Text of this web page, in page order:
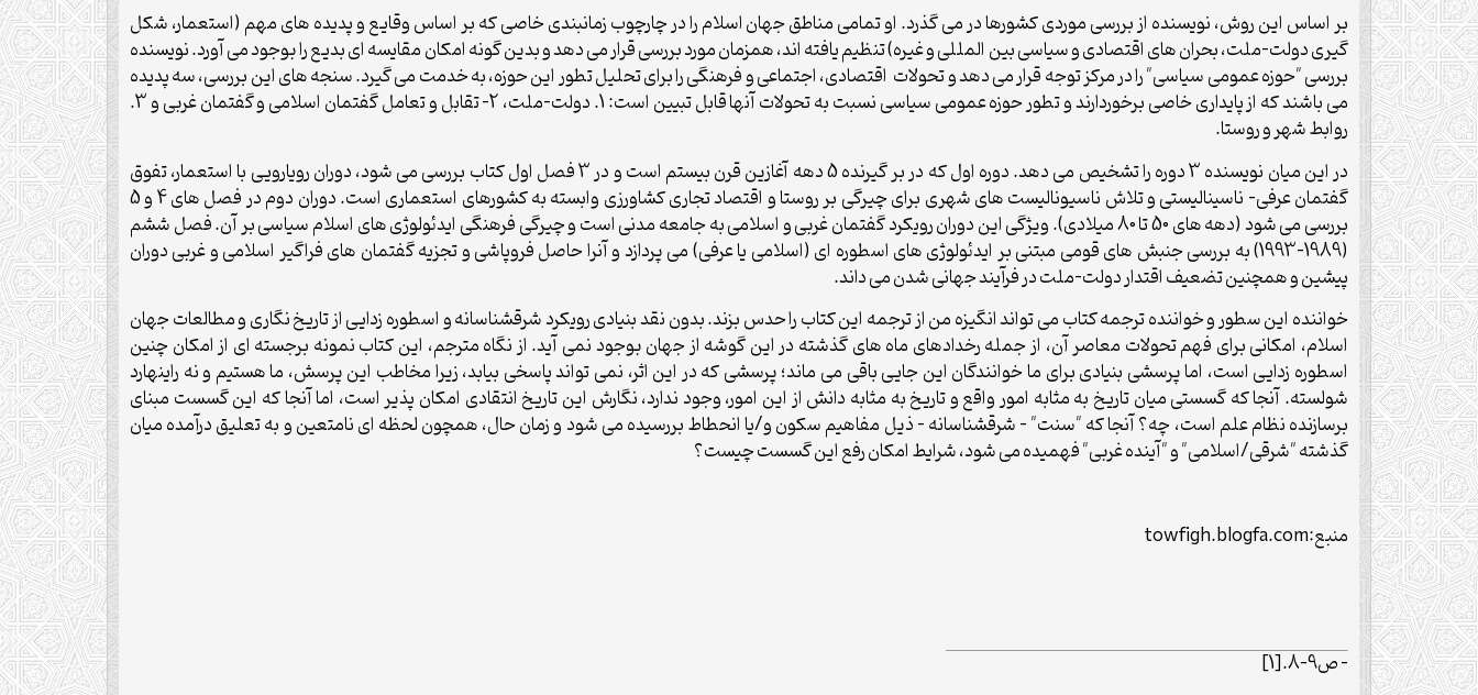
بر اساس این روش، نویسنده از بررسی موردی کشورها در می گذرد. او تمامی مناطق جهان اسلام را در چارچوب زمانبندی خاصی که بر اساس وقایع و پدیده های مهم (استعمار، شکل
گیری دولت-ملت، بحران های اقتصادی و سیاسی بین المللی و غیره) تنظیم یافته اند، همزمان مورد بررسی قرار می دهد و بدین گونه امکان مقایسه ای بدیع را بوجود می آورد. نویسنده
بررسی "حوزه عمومی سیاسی" را در مرکز توجه قرار می دهد و تحولات اقتصادی، اجتماعی و فرهنگی را برای تحلیل تطور این حوزه، به خدمت می گیرد. سنجه های این بررسی، سه پدیده
می باشند که از پایداری خاصی برخوردارند و تطور حوزه عمومی سیاسی نسبت به تحولات آنها قابل تبیین است: 1. دولت-ملت، 2- تقابل و تعامل گفتمان اسلامی و گفتمان غربی و 3.
روابط شهر و روستا.
در این میان نویسنده 3 دوره را تشخیص می دهد. دوره اول که در بر گیرنده 5 دهه آغازین قرن بیستم است و در 3 فصل اول کتاب بررسی می شود، دوران رویارویی با استعمار، تفوق
گفتمان عرفی- ناسینالیستی و تلاش ناسیونالیست های شهری برای چیرگی بر روستا و اقتصاد تجاری کشاورزی وابسته به کشورهای استعماری است. دوران دوم در فصل های 4 و 5
بررسی می شود (دهه های 50 تا 80 میلادی). ویژگی این دوران رویکرد گفتمان غربی و اسلامی به جامعه مدنی است و چیرگی فرهنگی ایدئولوژی های اسلام سیاسی بر آن. فصل ششم
(1989-1993) به بررسی جنبش های قومی مبتنی بر ایدئولوژی های اسطوره ای (اسلامی یا عرفی) می پردازد و آنرا حاصل فروپاشی و تجزیه گفتمان های فراگیر اسلامی و غربی دوران
پیشین و همچنین تضعیف اقتدار دولت-ملت در فرآیند جهانی شدن می داند.
خواننده این سطور و خواننده ترجمه کتاب می تواند انگیزه من از ترجمه این کتاب را حدس بزند. بدون نقد بنیادی رویکرد شرقشناسانه و اسطوره زدایی از تاریخ نگاری و مطالعات جهان
اسلام، امکانی برای فهم تحولات معاصر آن، از جمله رخدادهای ماه های گذشته در این گوشه از جهان بوجود نمی آید. از نگاه مترجم، این کتاب نمونه برجسته ای از امکان چنین
اسطوره زدایی است، اما پرسشی بنیادی برای ما خوانندگان این جایی باقی می ماند؛ پرسشی که در این اثر، نمی تواند پاسخی بیابد، زیرا مخاطب این پرسش، ما هستیم و نه راینهارد
شولسته. آنجا که گسستی میان تاریخ به مثابه امور واقع و تاریخ به مثابه دانش از این امور، وجود ندارد، نگارش این تاریخ انتقادی امکان پذیر است، اما آنجا که این گسست مبنای
برسازنده نظام علم است، چه؟ آنجا که "سنت" – شرقشناسانه – ذیل مفاهیم سکون و/یا انحطاط بررسیده می شود و زمان حال، همچون لحظه ای نامتعین و به تعلیق درآمده میان
گذشته "شرقی/اسلامی" و "آینده غربی" فهمیده می شود، شرایط امکان رفع این گسست چیست؟
منبع:towfigh.blogfa.com
– ص9-8. [1]